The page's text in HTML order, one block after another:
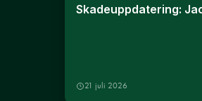
Skadeuppdatering:
21 juli 2026